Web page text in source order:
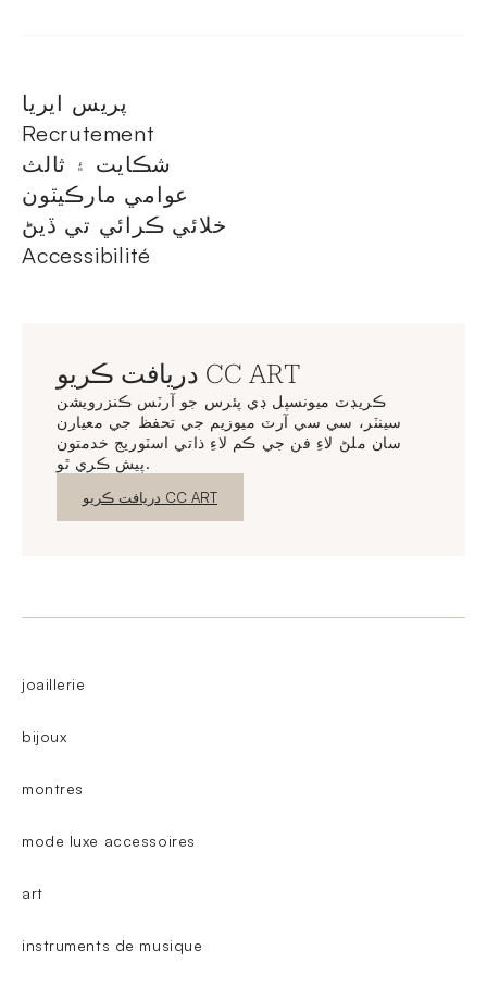
پريس ايريا
Recrutement
شڪايت ۽ ثالث
عوامي مارڪيٽون
خلائي ڪرائي تي ڏيڻ
Accessibilité
دريافت ڪريو CC ART
ڪريڊٽ ميونسپل ڊي پئرس جو آرٽس ڪنزرويشن
سينٽر، سي سي آرٽ ميوزيم جي تحفظ جي معيارن
سان ملڻ لاءِ فن جي ڪم لاءِ ذاتي اسٽوريج خدمتون
پيش ڪري ٿو.
نئين ونڊو دريافت ڪريو CC ART
joaillerie
bijoux
montres
mode luxe accessoires
art
instruments de musique